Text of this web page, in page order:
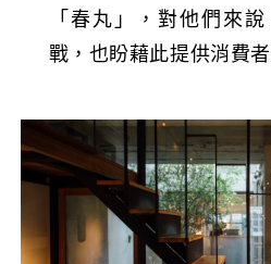
「春丸」，對他們來
戰，也盼藉此提供消費